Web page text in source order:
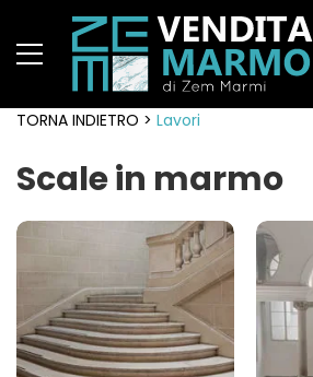
TORNA INDIETRO > Lavori
Scale in marmo